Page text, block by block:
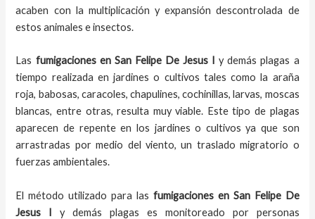
acaben con la multiplicación y expansión descontrolada de
estos animales e insectos.
Las fumigaciones en San Felipe De Jesus Iy demás plagas a
tiempo realizada en jardines o cultivos tales como la araña
roja, babosas, caracoles, chapulines, cochinillas, larvas, moscas
blancas, entre otras, resulta muy viable. Este tipo de plagas
aparecen de repente en los jardines o cultivos ya que son
arrastradas por medio del viento, un traslado migratorio o
fuerzas ambientales.
El método utilizado para las fumigaciones en San Felipe De
Jesus I y demás plagas es monitoreado por personas